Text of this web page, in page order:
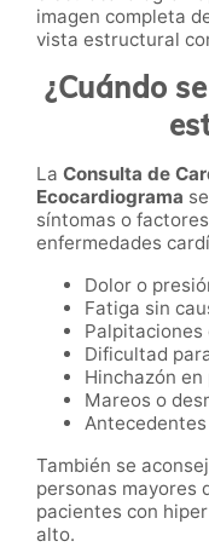
imagen completa
vista estructural
¿Cuándo
La Consulta de
Ecocardiograma
síntomas o
enfermedades
Dolor o
Fatiga sin
Dificultad
Hinchazón
Mareos o
También se
personas mayores
pacientes con
alto.